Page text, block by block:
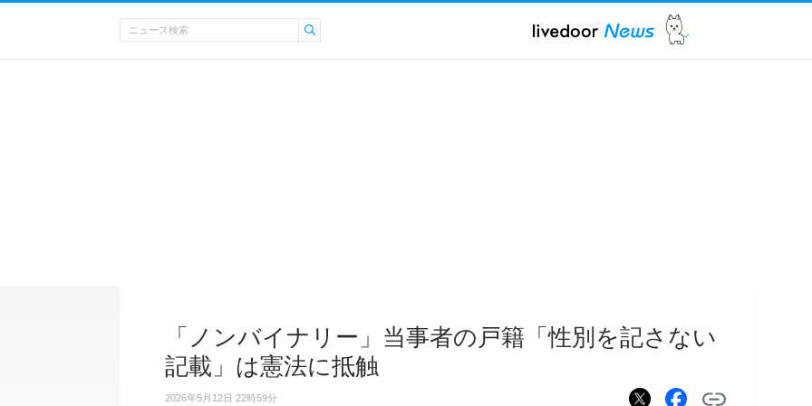
「ノンバイナリー」当事者の戸籍「性別を記さない
記載」は憲法に抵触
2026年5月12日 22時59分